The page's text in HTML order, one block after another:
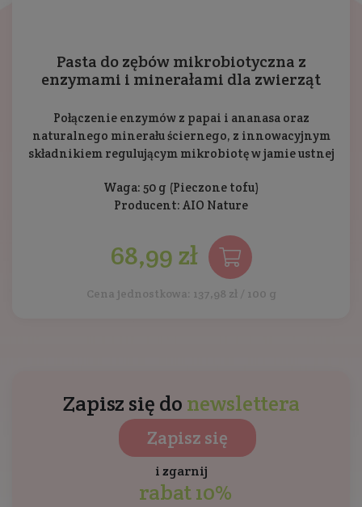
Pasta do zębów mikrobiotyczna z
enzymami i minerałami dla zwierząt
Połączenie enzymów z papai i ananasa oraz
naturalnego minerału ściernego, z innowacyjnym
składnikiem regulującym mikrobiotę w jamie ustnej
Waga: 50 g (Pieczone tofu)
Producent: AIO Nature
68,99 zł
Cena jednostkowa: 137,98 zł / 100 g
Zapisz się do newslettera
Zapisz się
i zgarnij
rabat 10%